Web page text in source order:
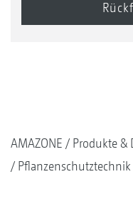
AMAZONE
Produkte &
Pflanzenschutztechnik